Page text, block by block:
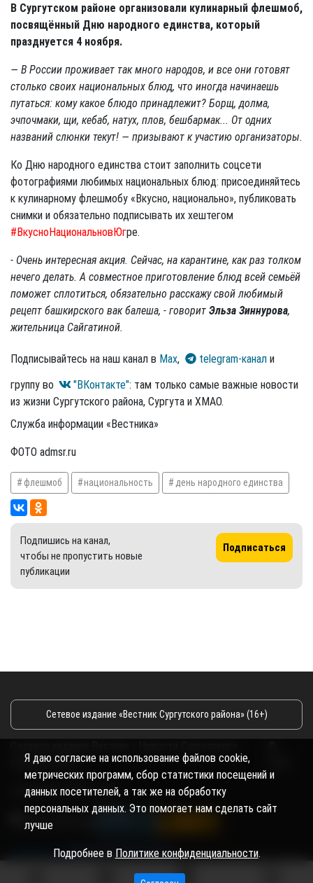
В Сургутском районе организовали кулинарный флешмоб,
посвящённый Дню народного единства, который
празднуется 4 ноября.
— В России проживает так много народов, и все они готовят
столько своих национальных блюд, что иногда начинаешь
путаться: кому какое блюдо принадлежит? Борщ, долма,
эчпочмаки, щи, кебаб, натух, плов, бешбармак... От одних
названий слюнки текут! — призывают к участию организаторы.
Ко Дню народного единства стоит заполнить соцсети
фотографиями любимых национальных блюд: присоединяйтесь
к кулинарному флешмобу «Вкусно, национально», публиковать
снимки и обязательно подписывать их хештегом
#ВкусноНациональновЮгре.
- Очень интересная акция. Сейчас, на карантине, как раз толком
нечего делать. А совместное приготовление блюд всей семьёй
поможет сплотиться, обязательно расскажу свой любимый
рецепт башкирского вак балеша, - говорит Эльза Зиннурова,
жительница Сайгатиной.
Подписывайтесь на наш канал в Max, telegram-канал и
группу во
"ВКонтакте": там только самые важные новости
из жизни Сургутского района, Сургута и ХМАО.
Служба информации «Вестника»
ФОТО admsr.ru
флешмоб национальность день народного единства
Подпишись на канал,
чтобы не пропустить новые
публикации
Подписаться
Сетевое издание «Вестник Сургутского района» (16+)
района и Югры
Copyright © 2018- 2026
Я даю согласие на использование файлов cookie,
метрических программ, сбор статистики посещений и
данных посетителей, а так же на обработку
персональных данных. Это помогает нам сделать сайт
лучше
Подробнее в Политике конфиденциальности.